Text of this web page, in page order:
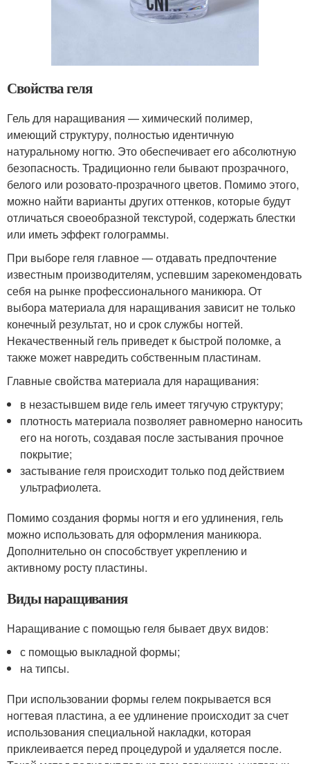
Свойства геля
Гель для наращивания — химический полимер,
имеющий структуру, полностью идентичную
натуральному ногтю. Это обеспечивает его абсолютную
безопасность. Традиционно гели бывают прозрачного,
белого или розовато-прозрачного цветов. Помимо этого,
можно найти варианты других оттенков, которые будут
отличаться своеобразной текстурой, содержать блестки
или иметь эффект голограммы.
При выборе геля главное — отдавать предпочтение
известным производителям, успевшим зарекомендовать
себя на рынке профессионального маникюра. От
выбора материала для наращивания зависит не только
конечный результат, но и срок службы ногтей.
Некачественный гель приведет к быстрой поломке, а
также может навредить собственным пластинам.
Главные свойства материала для наращивания:
в незастывшем виде гель имеет тягучую структуру;
плотность материала позволяет равномерно наносить
его на ноготь, создавая после застывания прочное
покрытие;
застывание геля происходит только под действием
ультрафиолета.
Помимо создания формы ногтя и его удлинения, гель
можно использовать для оформления маникюра.
Дополнительно он способствует укреплению и
активному росту пластины.
Виды наращивания
Наращивание с помощью геля бывает двух видов:
с помощью выкладной формы;
на типсы.
При использовании формы гелем покрывается вся
ногтевая пластина, а ее удлинение происходит за счет
использования специальной накладки, которая
приклеивается перед процедурой и удаляется после.